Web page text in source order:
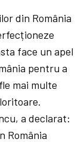
din România
face un apel
pentru a
mai multe
a declarat:
România